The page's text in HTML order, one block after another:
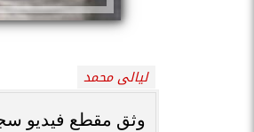
ليالى محمد
وثق مقطع فيديو